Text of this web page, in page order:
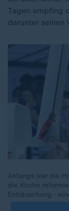
Tagen empfing
darunter seinen
Anfangs war die
die Kirche
Enttäuschung -